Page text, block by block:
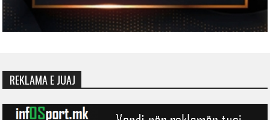
REKLAMA E JUAJ